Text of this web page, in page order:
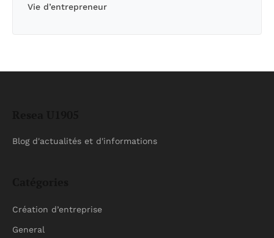
Vie d’entrepreneur
Blog d'actualités et d'informations
Création d’entreprise
General